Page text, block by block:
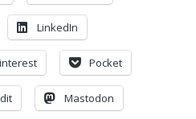
LinkedIn
Pocket
Mastodon